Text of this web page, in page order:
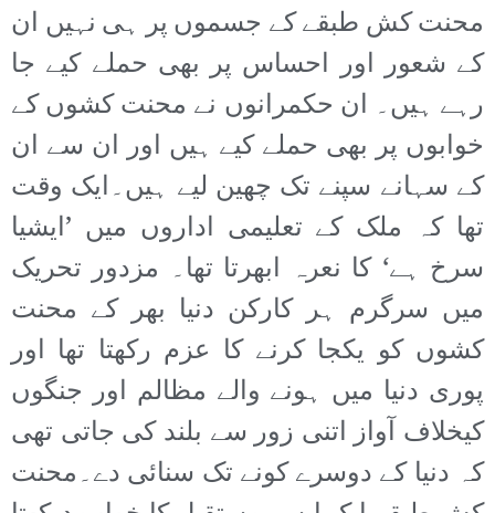
محنت کش طبقے کے جسموں پر ہی نہیں ان
کے شعور اور احساس پر بھی حملے کیے جا
رہے ہیں۔ ان حکمرانوں نے محنت کشوں کے
خوابوں پر بھی حملے کیے ہیں اور ان سے ان
کے سہانے سپنے تک چھین لیے ہیں۔ایک وقت
تھا کہ ملک کے تعلیمی اداروں میں ’ایشیا
سرخ ہے‘ کا نعرہ ابھرتا تھا۔ مزدور تحریک
میں سرگرم ہر کارکن دنیا بھر کے محنت
کشوں کو یکجا کرنے کا عزم رکھتا تھا اور
پوری دنیا میں ہونے والے مظالم اور جنگوں
کیخلاف آواز اتنی زور سے بلند کی جاتی تھی
کہ دنیا کے دوسرے کونے تک سنائی دے۔محنت